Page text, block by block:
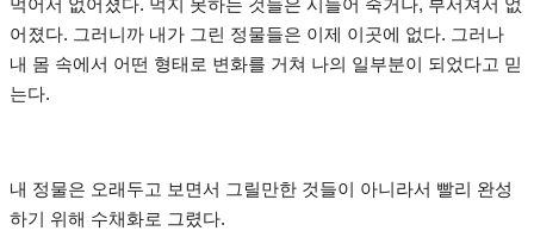
먹어서 없어졌다. 먹지 못하는 것들은 시들어 죽거나, 부서져서 없
어졌다. 그러니까 내가 그린 정물들은 이제 이곳에 없다. 그러나
내 몸 속에서 어떤 형태로 변화를 거쳐 나의 일부분이 되었다고 믿
는다.
내 정물은 오래두고 보면서 그릴만한 것들이 아니라서 빨리 완성
하기 위해 수채화로 그렸다.